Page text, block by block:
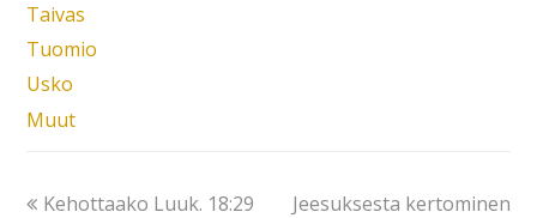
Taivas
Tuomio
Usko
Muut
Kehottaako Luuk. 18:29
Jeesuksesta kertominen